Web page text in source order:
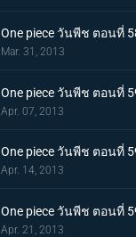
One piece วันพีช ตอนที่
Mar. 31, 2013
One piece วันพีช ตอนที่
Apr. 07, 2013
One piece วันพีช ตอนที่
Apr. 14, 2013
One piece วันพีช ตอนที่
Apr. 21, 2013